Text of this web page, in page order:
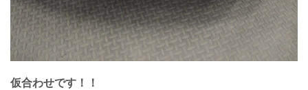
仮合わせです！！